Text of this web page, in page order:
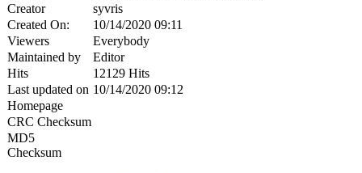
Creator
syvris
Created On:
10/14/2020 09:11
Viewers
Everybody
Maintained by
Editor
Hits
12129 Hits
Last updated on 10/14/2020 09:12
Homepage
CRC Checksum
MD5
Checksum